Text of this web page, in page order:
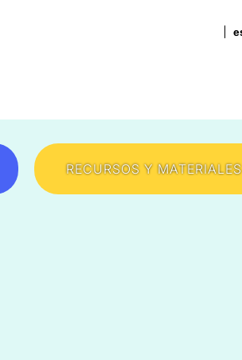
RECURSOS Y MATERIALES